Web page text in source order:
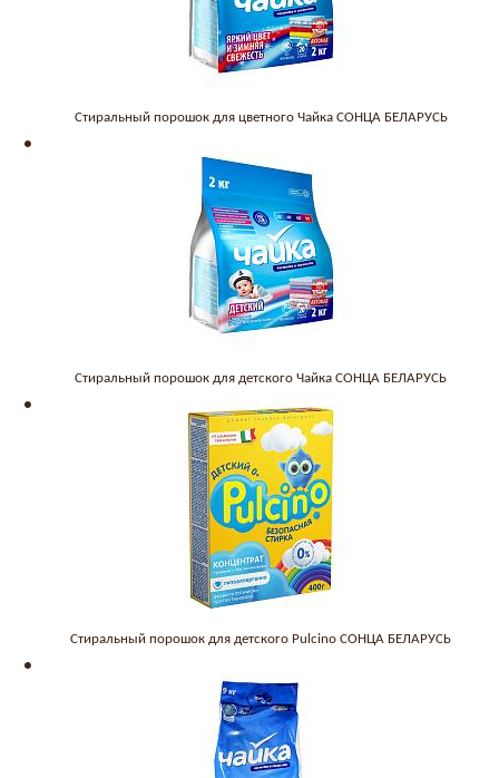
Стиральный порошок для цветного Чайка СОНЦА БЕЛАРУСЬ
Стиральный порошок для детского Чайка СОНЦА БЕЛАРУСЬ
Стиральный порошок для детского Pulcino СОНЦА БЕЛАРУСЬ